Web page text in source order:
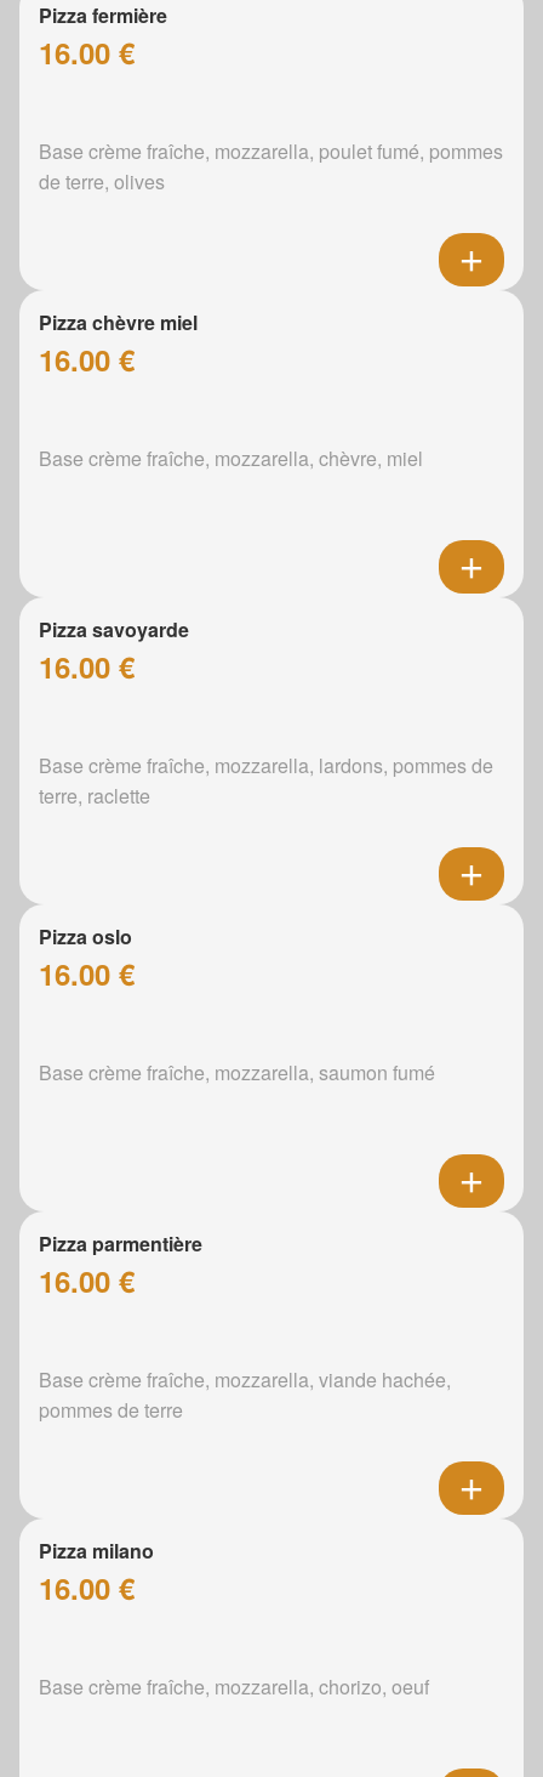
Pizza fermière
16.00 €
Base crème fraîche, mozzarella, poulet fumé, pommes
de terre, olives
Pizza chèvre miel
16.00 €
Base crème fraîche, mozzarella, chèvre, miel
Pizza savoyarde
16.00 €
Base crème fraîche, mozzarella, lardons, pommes de
terre, raclette
Pizza oslo
16.00 €
Base crème fraîche, mozzarella, saumon fumé
Pizza parmentière
16.00 €
Base crème fraîche, mozzarella, viande hachée,
pommes de terre
Pizza milano
16.00 €
Base crème fraîche, mozzarella, chorizo, oeuf